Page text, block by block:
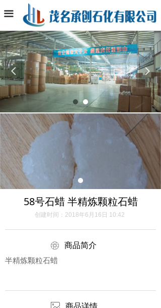
끀
首页
关于我们
产品展示
回收项目
联系我们
追求卓越，永无止境
넳 넲
58号石蜡 半精炼颗粒石蜡
商品简介
创建时间： 2018年6月16日 10:42
半精炼颗粒石蜡
商品详情
ꁵ
ꂈ